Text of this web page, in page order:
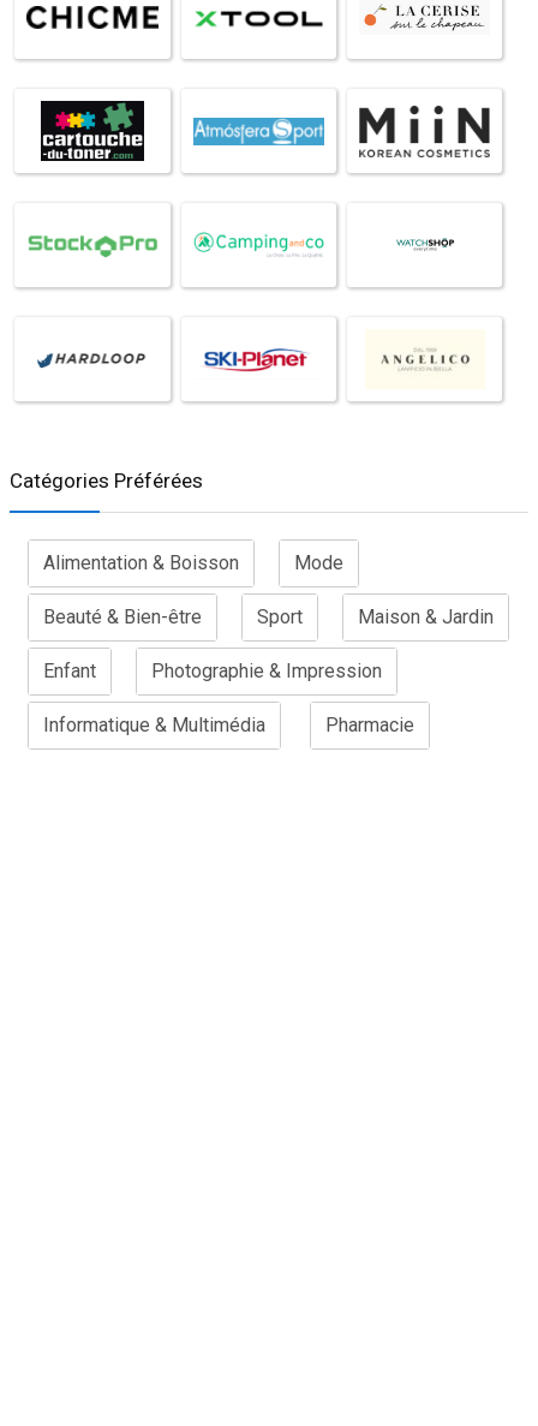
Catégories Préférées
Alimentation & Boisson Mode
Beauté & Bien-être Sport Maison & Jardin
Enfant Photographie & Impression
Informatique & Multimédia Pharmacie